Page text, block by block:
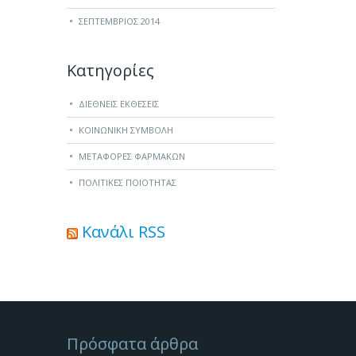
ΣΕΠΤΈΜΒΡΙΟΣ 2014
Kατηγορίες
ΔΙΕΘΝΕΙΣ ΕΚΘΕΣΕΙΣ
ΚΟΙΝΩΝΙΚΗ ΣΥΜΒΟΛΗ
ΜΕΤΑΦΟΡΕΣ ΦΑΡΜΑΚΩΝ
ΠΟΛΙΤΙΚΕΣ ΠΟΙΟΤΗΤΑΣ
Κανάλι RSS
Πρόσφατα άρθρα